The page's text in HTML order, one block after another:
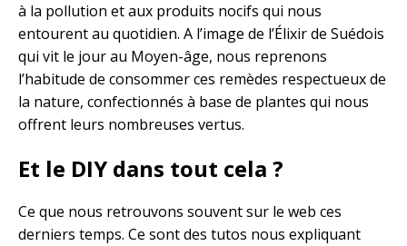
à la pollution et aux produits nocifs qui nous
entourent au quotidien. A l’image de l’Élixir de Suédois
qui vit le jour au Moyen-âge, nous reprenons
l’habitude de consommer ces remèdes respectueux de
la nature, confectionnés à base de plantes qui nous
offrent leurs nombreuses vertus.
Et le DIY dans tout cela ?
Ce que nous retrouvons souvent sur le web ces
derniers temps. Ce sont des tutos nous expliquant